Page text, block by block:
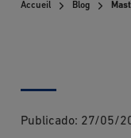
Accueil Blog
Publicado: 27/05/